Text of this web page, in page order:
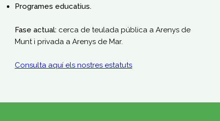
Programes educatius.
Fase actual: cerca de teulada pública a Arenys de
Munt i privada a Arenys de Mar.
Consulta aquí els nostres estatuts